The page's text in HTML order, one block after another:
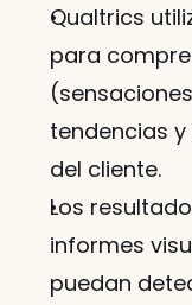
Qualtrics
para
tendencias
del cliente.
Los
informes
puedan